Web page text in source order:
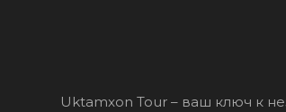
Uktamxon Tour – ваш ключ к